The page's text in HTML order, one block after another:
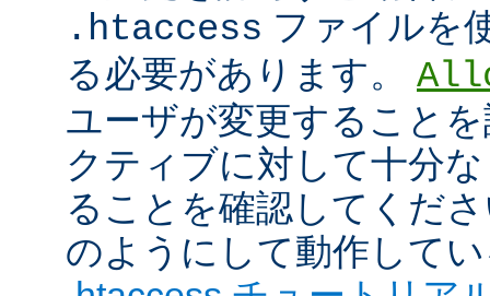
.htaccess ファイルを
る必要があります。
ユーザが変更すること
クティブに対して十分
ることを確認してくだ
のようにして動作して